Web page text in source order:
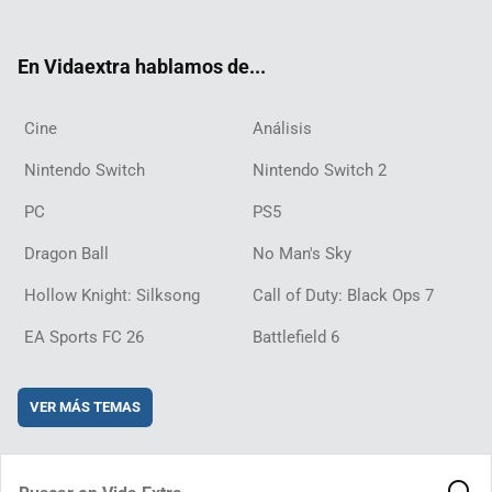
En Vidaextra hablamos de...
Cine Análisis
Nintendo Switch Nintendo Switch 2
PC PS5
Dragon Ball No Man's Sky
Hollow Knight: Silksong Call of Duty: Black Ops 7
EA Sports FC 26 Battlefield 6
VER MÁS TEMAS